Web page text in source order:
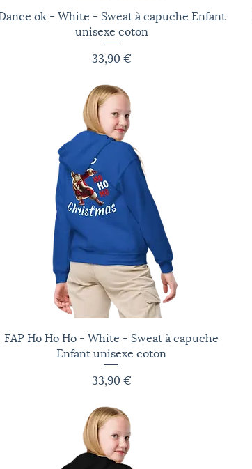
Aperçu rapide
ok - White - Sweat à capuche Enfant
unisexe coton
Prix
33,90 €
Aperçu rapide
FAP Ho Ho Ho - White - Sweat à capuche
Enfant unisexe coton
Prix
33,90 €